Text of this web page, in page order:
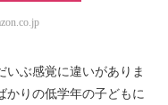
いぶ感覚に違いがありま
かりの低学年の子どもに